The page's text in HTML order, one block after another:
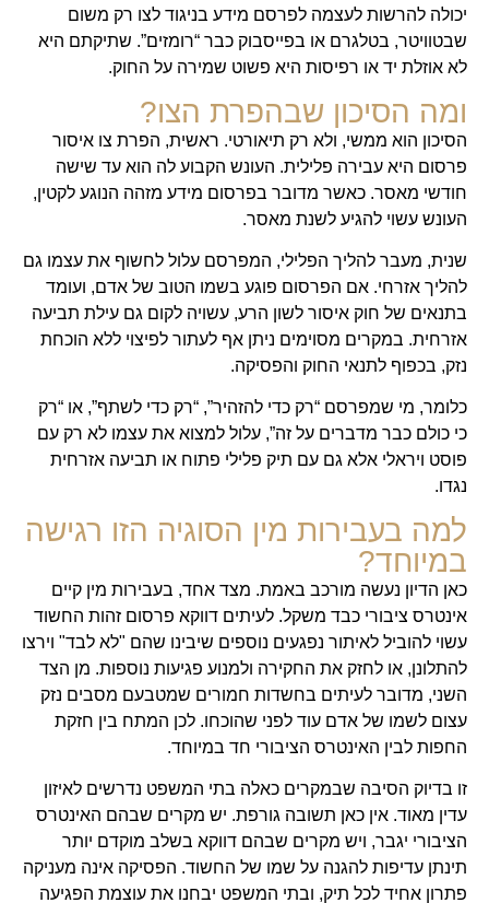
יכולה להרשות לעצמה לפרסם מידע בניגוד לצו רק משום
שבטוויטר, בטלגרם או בפייסבוק כבר “רומזים”. שתיקתם היא
לא אוזלת יד או רפיסות היא פשוט שמירה על החוק.
ומה הסיכון שבהפרת הצו?
הסיכון הוא ממשי, ולא רק תיאורטי. ראשית, הפרת צו איסור
פרסום היא עבירה פלילית. העונש הקבוע לה הוא עד שישה
חודשי מאסר. כאשר מדובר בפרסום מידע מזהה הנוגע לקטין,
העונש עשוי להגיע לשנת מאסר.
שנית, מעבר להליך הפלילי, המפרסם עלול לחשוף את עצמו גם
להליך אזרחי. אם הפרסום פוגע בשמו הטוב של אדם, ועומד
בתנאים של חוק איסור לשון הרע, עשויה לקום גם עילת תביעה
אזרחית. במקרים מסוימים ניתן אף לעתור לפיצוי ללא הוכחת
נזק, בכפוף לתנאי החוק והפסיקה.
כלומר, מי שמפרסם “רק כדי להזהיר”, “רק כדי לשתף”, או “רק
כי כולם כבר מדברים על זה”, עלול למצוא את עצמו לא רק עם
פוסט ויראלי אלא גם עם תיק פלילי פתוח או תביעה אזרחית
נגדו.
למה בעבירות מין הסוגיה הזו רגישה
במיוחד?
כאן הדיון נעשה מורכב באמת. מצד אחד, בעבירות מין קיים
אינטרס ציבורי כבד משקל. לעיתים דווקא פרסום זהות החשוד
עשוי להוביל לאיתור נפגעים נוספים שיבינו שהם "לא לבד" וירצו
להתלונן, או לחזק את החקירה ולמנוע פגיעות נוספות. מן הצד
השני, מדובר לעיתים בחשדות חמורים שמטבעם מסבים נזק
עצום לשמו של אדם עוד לפני שהוכחו. לכן המתח בין חזקת
החפות לבין האינטרס הציבורי חד במיוחד.
זו בדיוק הסיבה שבמקרים כאלה בתי המשפט נדרשים לאיזון
עדין מאוד. אין כאן תשובה גורפת. יש מקרים שבהם האינטרס
הציבורי יגבר, ויש מקרים שבהם דווקא בשלב מוקדם יותר
תינתן עדיפות להגנה על שמו של החשוד. הפסיקה אינה מעניקה
פתרון אחיד לכל תיק, ובתי המשפט יבחנו את עוצמת הפגיעה